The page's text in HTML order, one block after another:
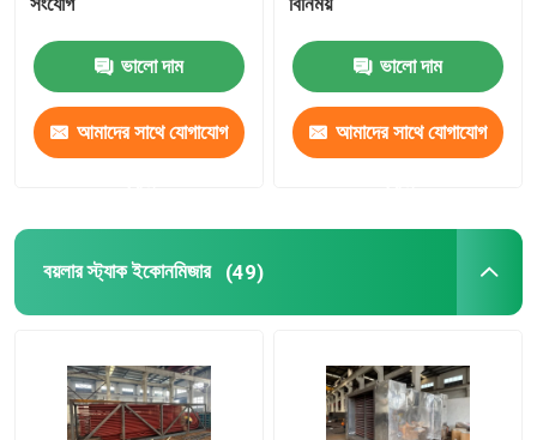
ভালো দাম
আমাদের সাথে যোগাযোগ
ভালো দাম
আমাদের সাথে যোগাযোগ
বয়লার স্ট্যাক ইকোনমিজার (49)